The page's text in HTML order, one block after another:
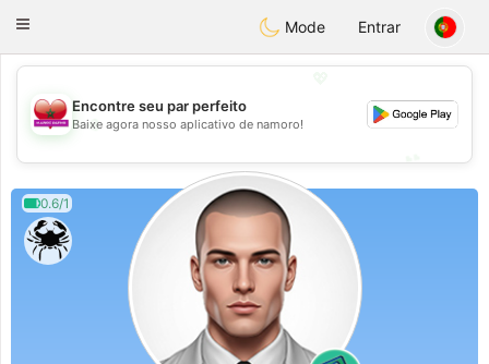
Maroc Dating
Toggle
Mode Entrar
💖
💕
Encontre seu par perfeito
Baixe agora nosso aplicativo de namoro!
0.6/1